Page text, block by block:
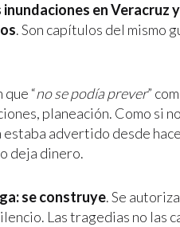
inundaciones en Veracruz
. Son capítulos del mismo
“no se podía prever”
planeación. Como si
estaba advertido desde
deja dinero.
se construye. Se
Las tragedias no las